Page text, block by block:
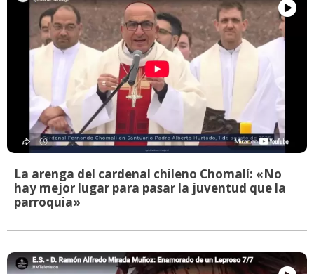
La arenga del cardenal chileno Chomalí: «No
hay mejor lugar para pasar la juventud que la
parroquia»